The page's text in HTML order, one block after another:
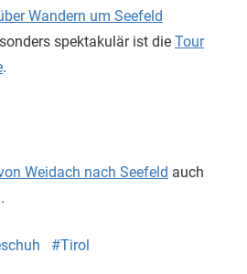
Wandern um Seefeld
spektakulär ist die Tour
.
Weidach nach Seefeld auch
Tirol